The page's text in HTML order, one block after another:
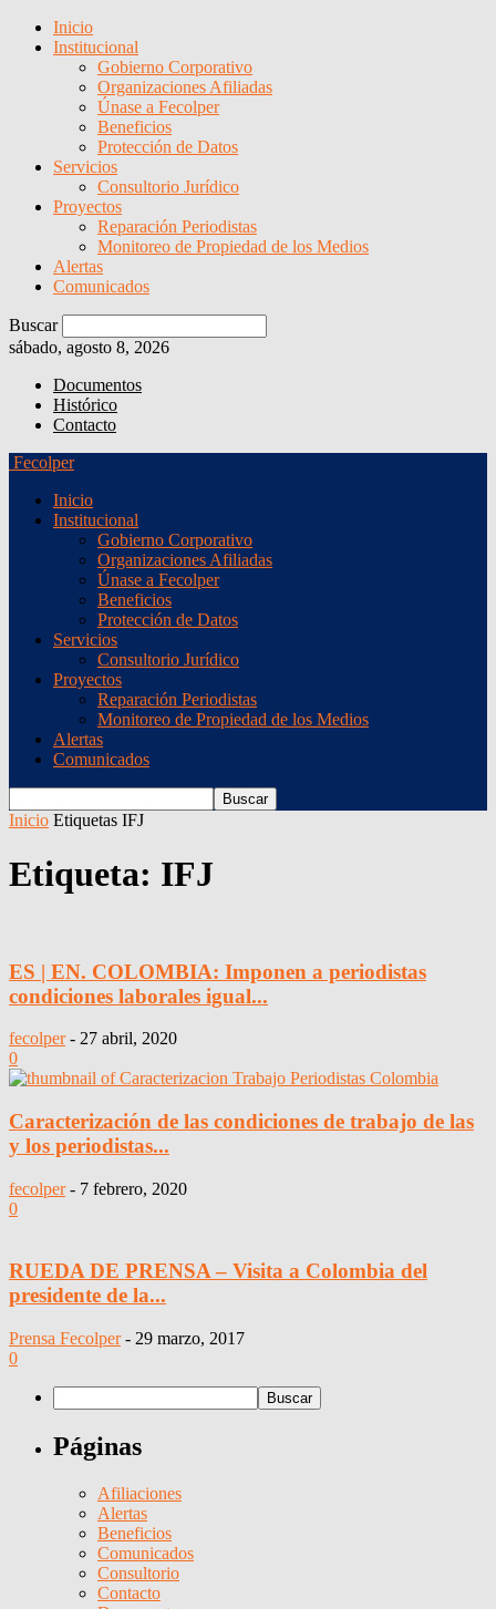
Inicio
Institucional
Gobierno Corporativo
Organizaciones Afiliadas
Únase a Fecolper
Beneficios
Protección de Datos
Servicios
Consultorio Jurídico
Proyectos
Reparación Periodistas
Monitoreo de Propiedad de los Medios
Alertas
Comunicados
Buscar
sábado, agosto 8, 2026
Documentos
Histórico
Contacto
Fecolper
Inicio
Institucional
Gobierno Corporativo
Organizaciones Afiliadas
Únase a Fecolper
Beneficios
Protección de Datos
Servicios
Consultorio Jurídico
Proyectos
Reparación Periodistas
Monitoreo de Propiedad de los Medios
Alertas
Comunicados
Inicio Etiquetas IFJ
Etiqueta: IFJ
ES | EN. COLOMBIA: Imponen a periodistas
condiciones laborales igual...
fecolper - 27 abril, 2020
0
Caracterización de las condiciones de trabajo de las
y los periodistas...
fecolper - 7 febrero, 2020
0
RUEDA DE PRENSA – Visita a Colombia del
presidente de la...
Prensa Fecolper - 29 marzo, 2017
0
Páginas
Afiliaciones
Alertas
Beneficios
Comunicados
Consultorio
Contacto